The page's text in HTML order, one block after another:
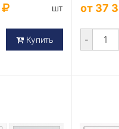
шт
Купить
от 37
-